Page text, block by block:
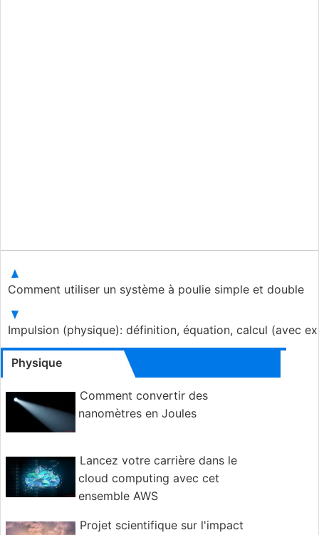
Comment utiliser un système à poulie simple et double
Impulsion (physique): définition, équation, calcul (avec
Physique
Comment convertir des
nanomètres en Joules
Lancez votre carrière dans le
cloud computing avec cet
ensemble AWS
Projet scientifique sur l'impact